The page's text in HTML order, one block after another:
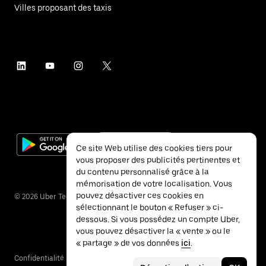
Villes proposant des taxis
© 2026 Uber Technologies Inc.
Confidentialité
Ce site Web utilise des cookies tiers pour
vous proposer des publicités pertinentes et
du contenu personnalisé grâce à la
mémorisation de votre localisation. Vous
pouvez désactiver ces cookies en
sélectionnant le bouton « Refuser » ci-
dessous. Si vous possédez un compte Uber,
vous pouvez désactiver la « vente » ou le
« partage » de vos données ici.